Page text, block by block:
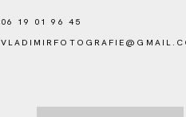
06 19 01 96 45